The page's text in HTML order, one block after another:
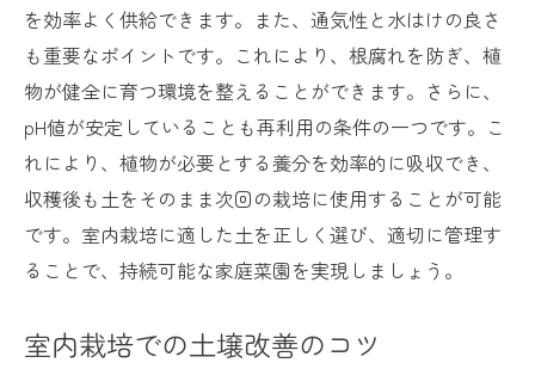
を効率よく供給できます。また、通気性と水はけの良さ
も重要なポイントです。これにより、根腐れを防ぎ、植
物が健全に育つ環境を整えることができます。さらに、
pH値が安定していることも再利用の条件の一つです。こ
れにより、植物が必要とする養分を効率的に吸収でき、
収穫後も土をそのまま次回の栽培に使用することが可能
です。室内栽培に適した土を正しく選び、適切に管理す
ることで、持続可能な家庭菜園を実現しましょう。
室内栽培での土壌改善のコツ